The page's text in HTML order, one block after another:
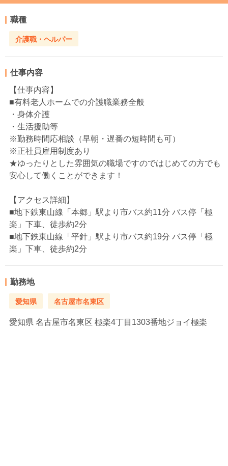
職種
介護職・ヘルパー
仕事内容
【仕事内容】
■有料老人ホームでの介護職業務全般
・身体介護
・生活援助等
※勤務時間応相談（早朝・遅番の短時間も可）
※正社員雇用制度あり
★ゆったりとした雰囲気の職場ですのではじめての方でも
安心して働くことができます！
【アクセス詳細】
■地下鉄東山線「本郷」駅より市バス約11分 バス停「極
楽」下車、徒歩約2分
■地下鉄東山線「平針」駅より市バス約19分 バス停「極
楽」下車、徒歩約2分
勤務地
愛知県 名古屋市名東区
愛知県 名古屋市名東区 極楽4丁目1303番地ジョイ極楽